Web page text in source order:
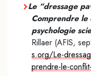
Le “dressage
Comprendre le
psychologie
Rillaer (AFIS,
s.org/Le-
prendre-le-